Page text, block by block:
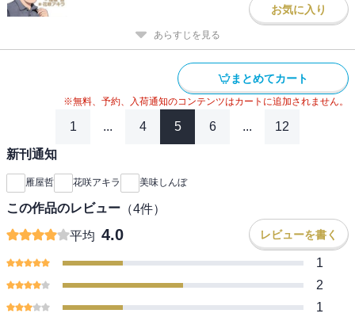
お気に入り
あらすじを見る
まとめてカート
※無料、予約、入荷通知のコンテンツはカートに追加されません。
1 ... 4 5 6 ... 12
新刊通知
雁屋哲 花咲アキラ 美味しんぼ
この作品のレビュー （4件）
平均 4.0 レビューを書く
1
2
1